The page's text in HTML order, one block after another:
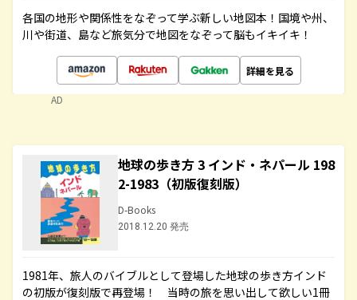
各国の地形や関係性をなぞって学ぶ新しい地図本！国境や州、
川や街道、島など旅気分で地図をなぞって脳もイキイキ！
詳細を見る
AD
地球の歩き方 3 インド・ネパール 198
2-1983（初版復刻版）
D-Books
2018.12.20 発売
1981年、旅人のバイブルとして登場した地球の歩き方インド
の初版が復刻版で再登場！ 当時の旅を思い出して欲しい1冊